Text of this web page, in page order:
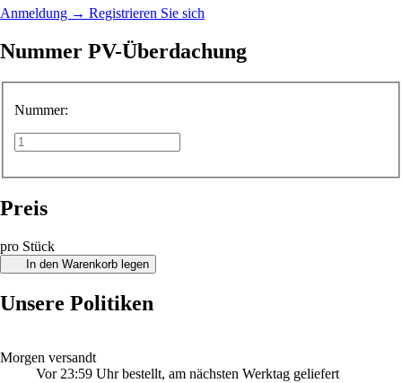
Anmeldung → Registrieren Sie sich
Nummer PV-Überdachung
Nummer:
Preis
pro Stück
In den Warenkorb legen
Unsere Politiken
Morgen versandt
Vor 23:59 Uhr bestellt, am nächsten Werktag geliefert